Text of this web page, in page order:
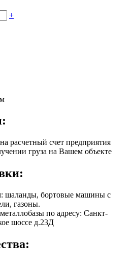
+
расчетный счет предприятия
груза на Вашем объекте
шаланды, бортовые машины с
газоны.
по адресу: Санкт-
шоссе д.23Д